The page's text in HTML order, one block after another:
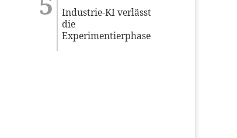
Industrie-KI verlässt
die
Experimentierphase